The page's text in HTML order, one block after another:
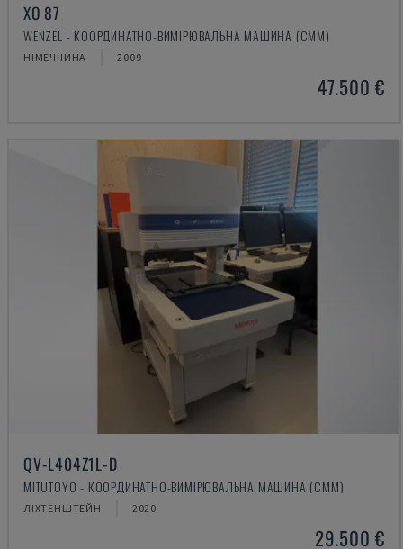
XO 87
WENZEL - КООРДИНАТНО-ВИМІРЮВАЛЬНА МАШИНА (CMM)
НІМЕЧЧИНА 2009
47.500 €
QV-L404Z1L-D
MITUTOYO - КООРДИНАТНО-ВИМІРЮВАЛЬНА МАШИНА (CMM)
ЛІХТЕНШТЕЙН 2020
29.500 €